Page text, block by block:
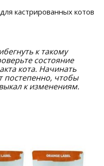
кастрированных котов
к такому
состояние
кота. Начинать
постепенно, чтобы
к изменениям.